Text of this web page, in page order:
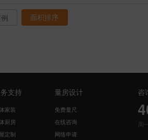
面积排序
支持
家装
厨房
定制
量房设计
免费量尺
在线咨询
网络申请
咨
周